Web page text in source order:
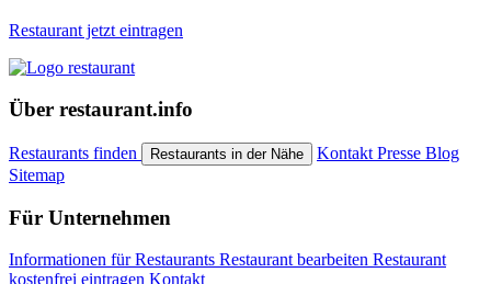
Restaurant jetzt eintragen
Über restaurant.info
Restaurants finden Restaurants in der Nähe Kontakt Presse Blog
Sitemap
Für Unternehmen
Informationen für Restaurants Restaurant bearbeiten Restaurant
kostenfrei eintragen Kontakt